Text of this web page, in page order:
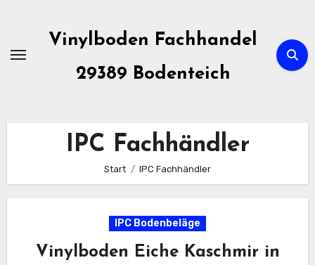
springen
Vinylboden Fachhandel
29389 Bodenteich
IPC Fachhändler
Start IPC Fachhändler
IPC Bodenbeläge
Vinylboden Eiche Kaschmir in